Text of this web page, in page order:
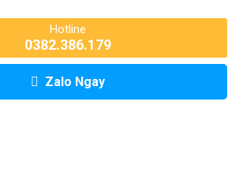
Hotline
0382.386.179
Zalo Ngay